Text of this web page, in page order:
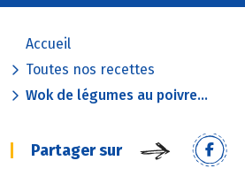
Accueil
Toutes nos recettes
Wok de légumes au poivre...
Partager sur